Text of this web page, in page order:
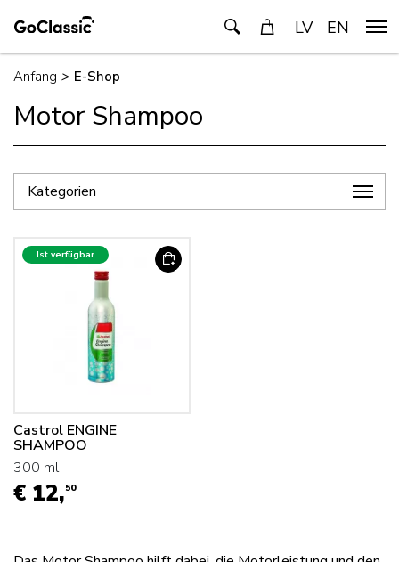
LV EN
Anfang > E-Shop
Motor Shampoo
Kategorien
Ist verfügbar
Castrol ENGINE
SHAMPOO
300 ml
€ 12,50